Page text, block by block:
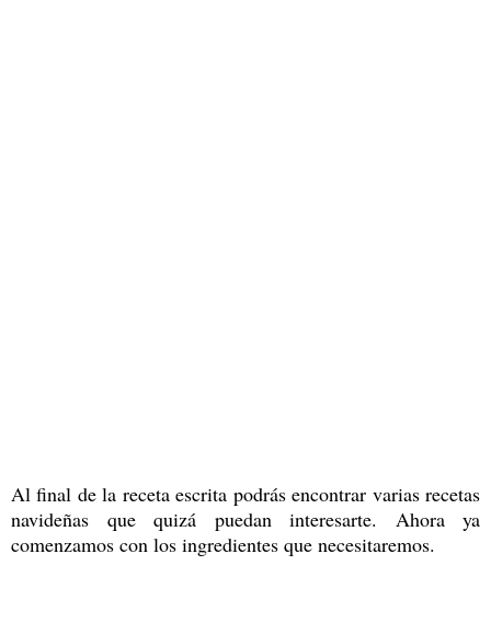
Al final de la receta escrita podrás encontrar varias recetas
navideñas que quizá puedan interesarte. Ahora ya
comenzamos con los ingredientes que necesitaremos.